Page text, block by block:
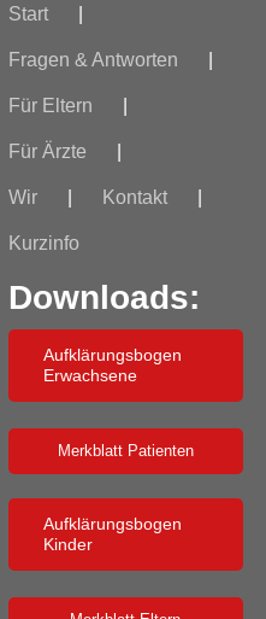
Start
Fragen & Antworten
Für Eltern
Für Ärzte
Wir Kontakt
Kurzinfo
Downloads:
Aufklärungsbogen
Erwachsene
Merkblatt Patienten
Aufklärungsbogen
Kinder